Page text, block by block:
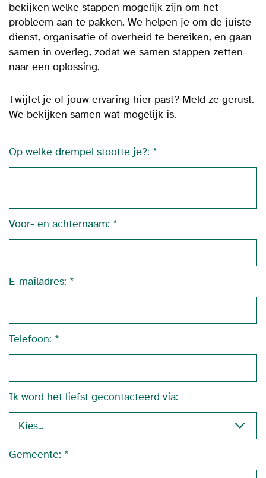
bekijken welke stappen mogelijk zijn om het
probleem aan te pakken. We helpen je om de juiste
dienst, organisatie of overheid te bereiken, en gaan
samen in overleg, zodat we samen stappen zetten
naar een oplossing.
Twijfel je of jouw ervaring hier past? Meld ze gerust.
We bekijken samen wat mogelijk is.
Op welke drempel stootte je?:
Voor- en achternaam:
E-mailadres:
Telefoon:
Ik word het liefst gecontacteerd via:
Gemeente: